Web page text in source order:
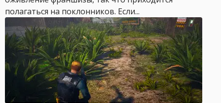
полагаться на поклонников. Если...